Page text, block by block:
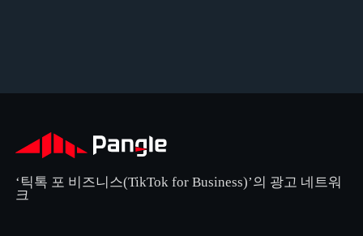
‘틱톡 포 비즈니스(TikTok for Business)’의 광고 네트워
크